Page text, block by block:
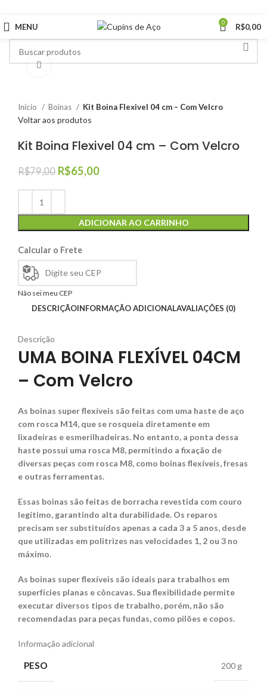
MENU 0 R$0,00
Clique para ampliar
Início Boinas Kit Boina Flexivel 04 cm – Com Velcro
Voltar aos produtos
Kit Boina Flexivel 04 cm – Com Velcro
R$79,00 R$65,00
ADICIONAR AO CARRINHO
Calcular o Frete
Não sei meu CEP
DESCRIÇÃOINFORMAÇÃO ADICIONALAVALIAÇÕES (0)
Descrição
UMA BOINA FLEXÍVEL 04CM
– Com Velcro
As boinas super flexíveis são feitas com uma haste de aço
com rosca M14, que se rosqueia diretamente em
lixadeiras e esmerilhadeiras. No entanto, a ponta dessa
haste possui uma rosca M8, permitindo a fixação de
diversas peças com rosca M8, como boinas flexíveis, fresas
e outras ferramentas.
Essas boinas são feitas de borracha revestida com couro
legítimo, garantindo alta durabilidade. Os reparos
precisam ser substituídos apenas a cada 3 a 5 anos, desde
que utilizadas em politrizes nas velocidades 1, 2 ou 3 no
máximo.
As boinas super flexíveis são ideais para trabalhos em
superfícies planas e côncavas. Sua flexibilidade permite
executar diversos tipos de trabalho, porém, não são
recomendadas para peças fundas, como pilões e copos.
Informação adicional
PESO 200 g